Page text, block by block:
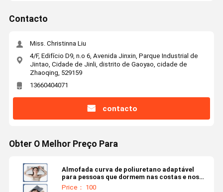
Contacto
Miss. Christinna Liu
4/F, Edifício D9, n.o 6, Avenida Jinxin, Parque Industrial de
Jintao, Cidade de Jinli, distrito de Gaoyao, cidade de
Zhaoqing, 529159
13660404071
contacto
Obter O Melhor Preço Para
Almofada curva de poliuretano adaptável
para pessoas que dormem nas costas e nos
lados, com design ergonômico
Price： 100